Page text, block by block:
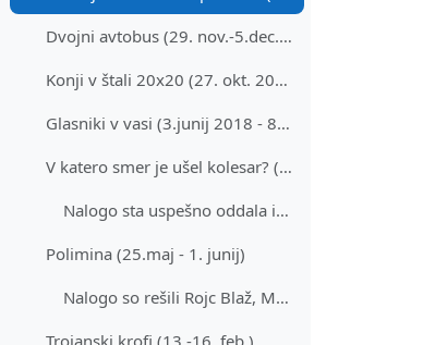
Dvojni avtobus (29. nov.-5.dec. 2019)
Konji v štali 20x20 (27. okt. 2018 - 8. nov. 2019)
Glasniki v vasi (3.junij 2018 - 8. nov. 2019)
V katero smer je ušel kolesar? (11. - 25. okt.)
Nalogo sta uspešno oddala in rešila Rok Cej in Urb...
Polimina (25.maj - 1. junij)
Nalogo so rešili Rojc Blaž, Matej Poberžnik in Gaš... (kopiraj) (kopiraj)